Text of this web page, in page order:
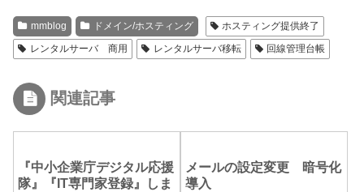
mmblog ドメイン/ホスティング
ホスティング提供終了
レンタルサーバ 商用
レンタルサーバ移転 回線管理台帳
関連記事
『中小企業庁デジタル応援
隊』『IT専門家登録』しま
メールの設定変更 暗号化
導入